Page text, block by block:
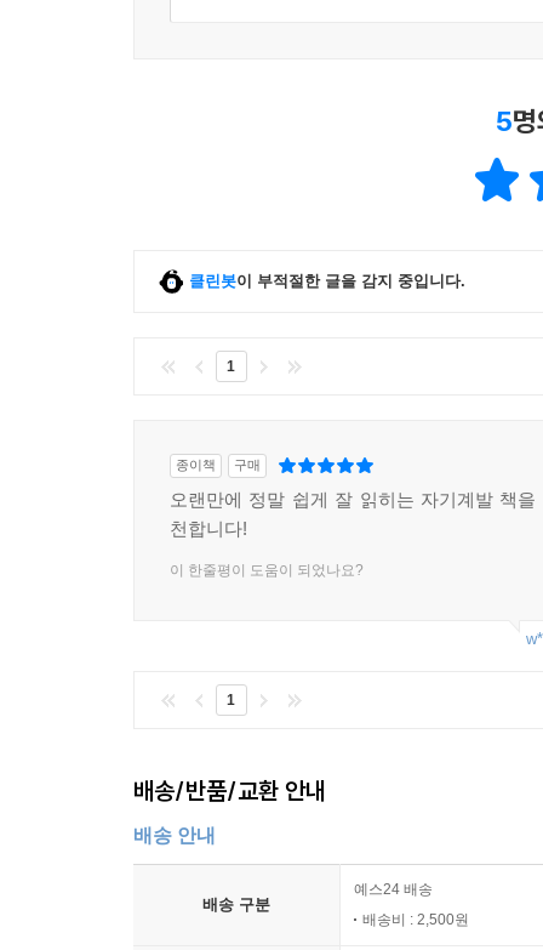
5
클린봇이 부적절한 글을 감지 중입니다.
1
종이책 구매
오랜만에 정말 쉽게 잘 읽히는 자기계발 책을
천합니다!
이 한줄평이 도움이 되었나요?
1
배송/반품/교환 안내
배송 안내
배송 구분
예스24 배송
배송비 : 2,500원